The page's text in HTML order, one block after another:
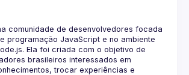
comunidade de desenvolvedores focada
programação JavaScript e no ambiente
Ela foi criada com o objetivo de
brasileiros interessados em
trocar experiências e